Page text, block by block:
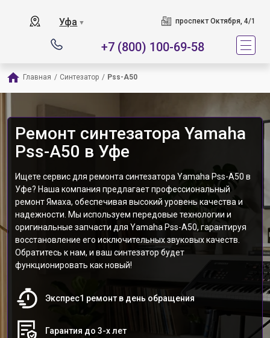
Уфа ▼ проспект Октября, 4/1
+7 (800) 100-69-58
Главная / Синтезатор / Pss-A50
Ремонт синтезатора Yamaha
Pss-A50 в Уфе
Ищете сервис для ремонта синтезатора Yamaha Pss-A50 в
Уфе? Наша компания предлагает профессиональный
ремонт Ямаха, обеспечивая высокий уровень качества и
надежности. Мы используем передовые технологии и
оригинальные запчасти для Yamaha Pss-A50, гарантируя
восстановление его исключительных звуковых качеств.
Обратитесь к нам, и ваш синтезатор будет
функционировать как новый!
Экспрес1 ремонт в день обращения
Гарантия до 3-х лет